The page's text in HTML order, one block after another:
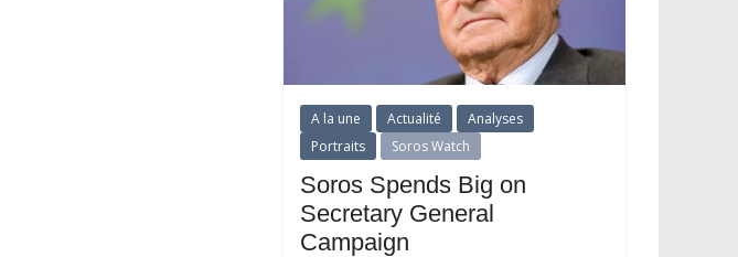
A la une Actualité
Analyses
Portraits
Soros Watch
Soros Spends Big on
Secretary General
Campaign